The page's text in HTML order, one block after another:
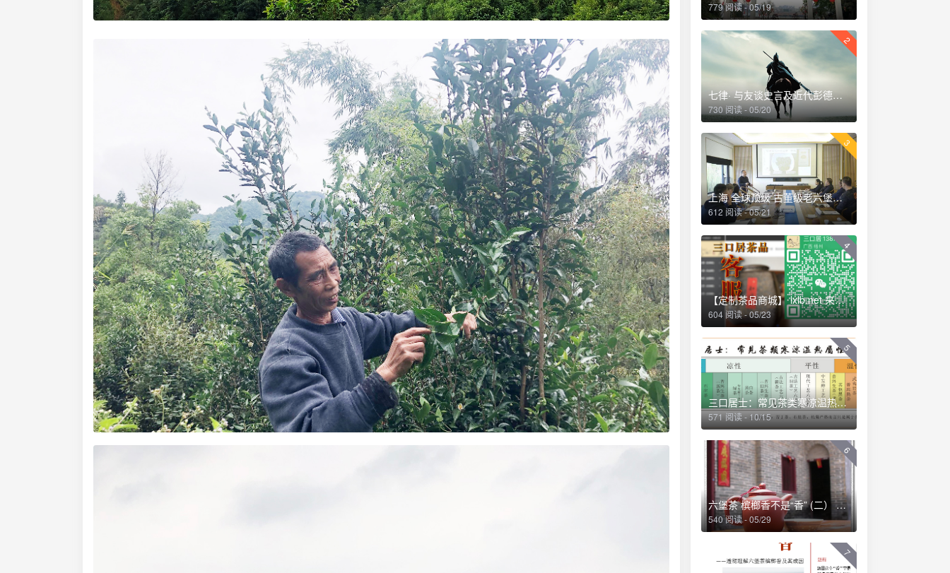
779 阅读 - 05/19
2
七律· 与友谈史言及近代彭德怀刚猛直言乃唯一者也深夜读史掩卷感赋
730 阅读 - 05/20
3
上海 全球顶级 古董级老六堡品鉴会 2018.12
612 阅读 - 05/21
4
【定制茶品商城】 lxlb.net 来些六堡
604 阅读 - 05/23
5
三口居士：常见茶类寒凉温热属性一览 (2013-04-01 09:53:04)
571 阅读 - 10/15
6
六堡茶 槟榔香不是“香” (二） ——透彻理解六堡茶槟榔香及其成因
540 阅读 - 05/29
7